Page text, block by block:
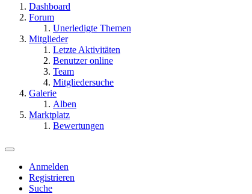
Dashboard
Forum
Unerledigte Themen
Mitglieder
Letzte Aktivitäten
Benutzer online
Team
Mitgliedersuche
Galerie
Alben
Marktplatz
Bewertungen
Anmelden
Registrieren
Suche